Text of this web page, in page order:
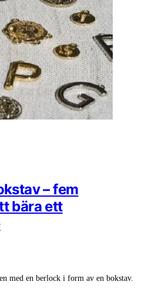
– fem
bära ett
med en berlock i form av en bokstav.